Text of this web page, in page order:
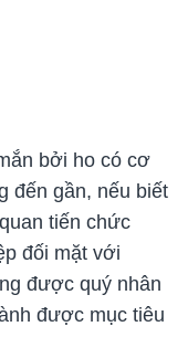
bởi ho có cơ
đến gần, nếu biết
tiến chức
đối mặt với
được quý nhân
được mục tiêu